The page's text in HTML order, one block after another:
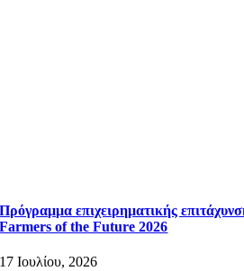
Πρόγραμμα επιχειρηματικής
Farmers of the Future 2026
17 Ιουλίου, 2026